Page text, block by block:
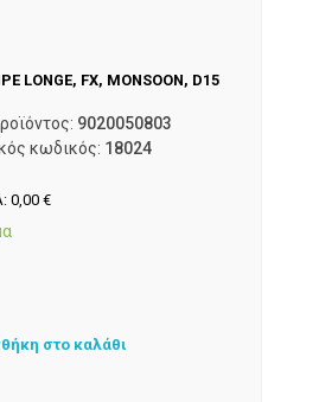
LONGE, FX, MONSOON, D15
9020050803
κωδικός: 18024
0,00€
στο καλάθι